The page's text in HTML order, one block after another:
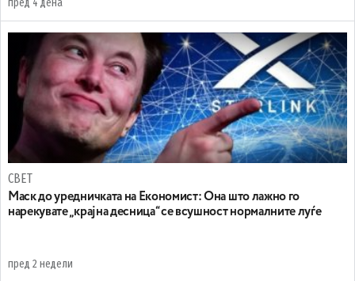
СВЕТ
Маск до уредничката на Економист: Она што лажно го
нарекувате „крајна десница“ се всушност нормалните луѓе
пред 2 недели